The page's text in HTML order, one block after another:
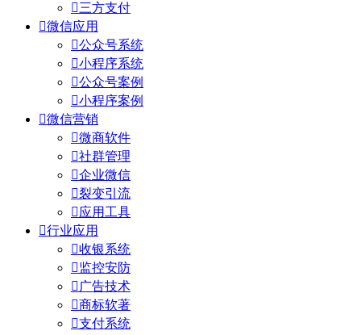
三方支付
微信应用
公众号系统
小程序系统
公众号案例
小程序案例
微信营销
微商软件
社群管理
企业微信
裂变引流
应用工具
行业应用
收银系统
监控安防
 广告技术
商标软著
支付系统